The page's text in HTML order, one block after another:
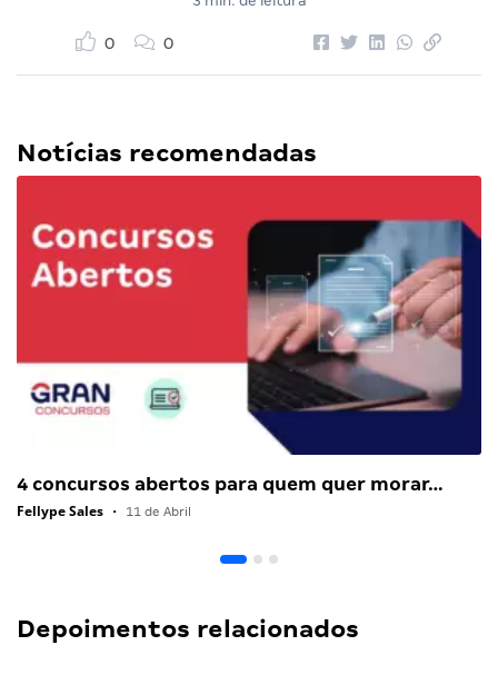
0 0
Notícias recomendadas
4 concursos abertos para quem quer morar…
Fellype Sales • 11 de Abril
Depoimentos relacionados